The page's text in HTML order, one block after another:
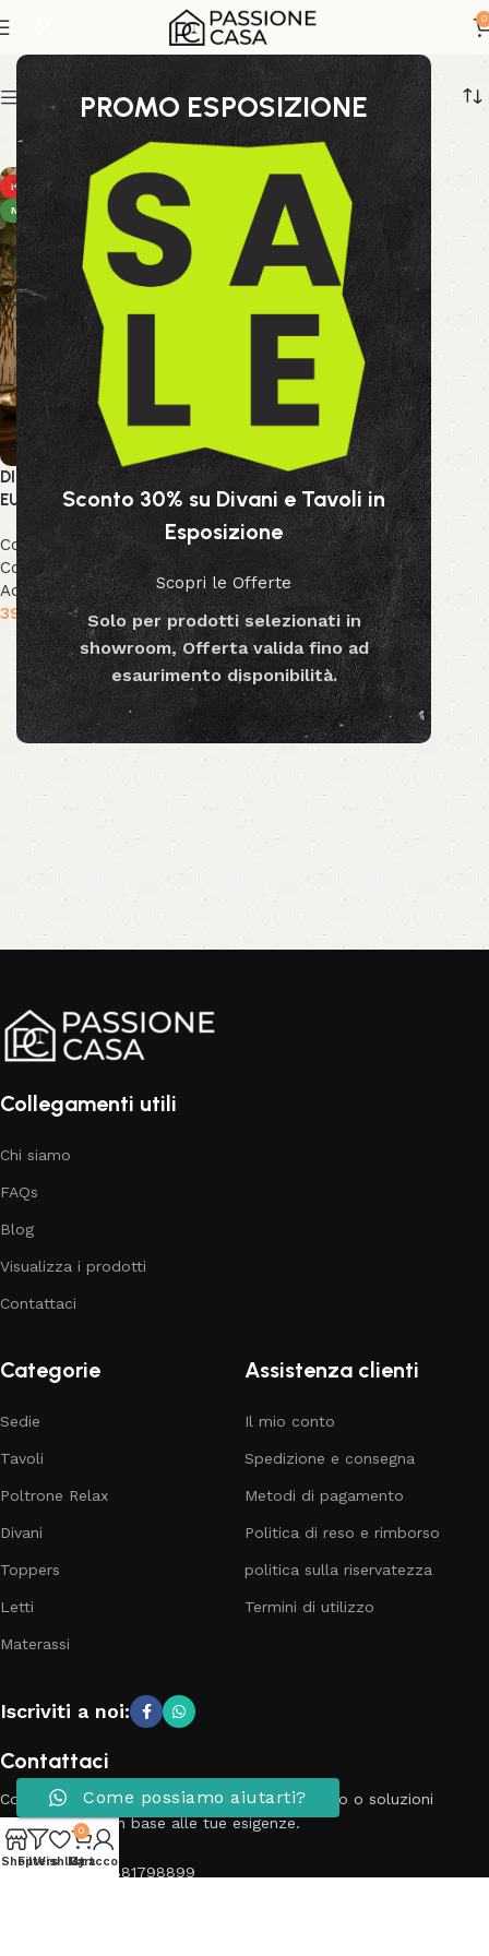
PROMO ESPOSIZIONE
Sconto 30% su Divani e Tavoli in
Esposizione
Scopri le Offerte
Solo per prodotti selezionati in
showroom, Offerta valida fino ad
esaurimento disponibilità.
0
aromatico
Show sidebar
HOT
NEW
DIFFUSORE FRAG LIMONE ED
EUCALIPTO
Collezione Bizzotto
,
Collezione Decor
Decor &
Accessori
39.99€ - 79.99€
Scegli
Collegamenti utili
Chi siamo
FAQs
Blog
Visualizza i prodotti
Contattaci
Categorie
Sedie
Tavoli
Poltrone Relax
Divani
Toppers
Letti
Materassi
Assistenza clienti
Il mio conto
Spedizione e consegna
Metodi di pagamento
Politica di reso e rimborso
politica sulla riservatezza
Termini di utilizzo
Iscriviti a noi:
Contattaci
Contatta il nostro team per richieste, supporto o soluzioni
personalizzate in base alle tue esigenze.
Telefono: 3881798899
ShopFilters
Wishlist
0
Cart
My account
Come possiamo aiutarti?